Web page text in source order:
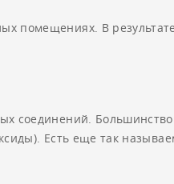
помещениях. В
соединений.
Есть еще так